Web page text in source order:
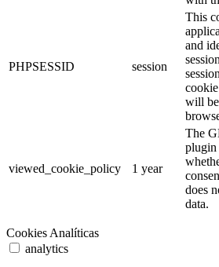
PHPSESSID session
This
and
will
viewed_cookie_policy 1 year
The
plugin
does
data.
Cookies Analíticas
analytics